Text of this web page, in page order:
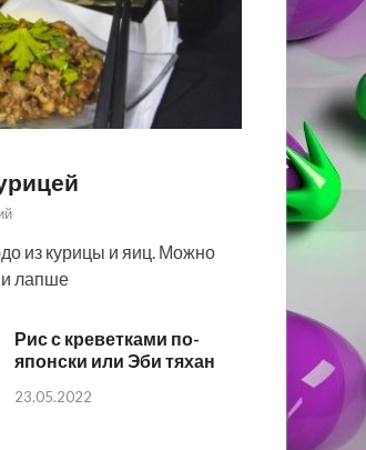
из курицы и яиц. Можно
и лапше
Рис с креветками по-
японски или Эби тяхан
23.05.2022